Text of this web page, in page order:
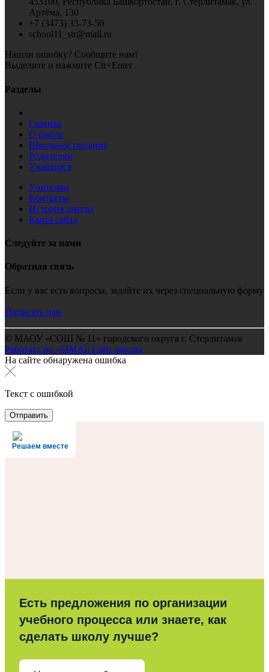
Артёма, 130
+7 (3473) 33-73-50
school11_str@mail.ru
Нашли ошибку? Сообщите нам!
Выделите и нажмите Ctr+Enter
Разделы
Главная
О школе
Школьное питание
Родителям
Учащимся
Учителям
Контакты
История школы
Карта сайта
Следуйте за нами
Обратная связь
Если у вас есть вопросы, задайте их через специальную форму
Написать нам
© МАОУ «СОШ № 11» городского округа г. Стерлитамак
Работает на «SIMAI: Сайт школы
На сайте обнаружена ошибка
Текст с ошибкой
Решаем вместе
Есть предложения по организации
учебного процесса или знаете, как
сделать школу лучше?